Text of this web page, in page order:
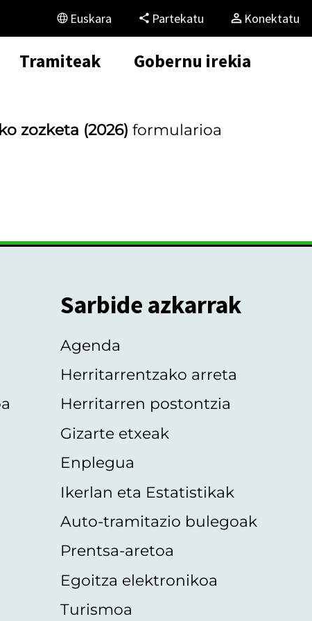
Euskara Partekatu Konektatu
Tramiteak Gobernu irekia
zozketa (2026) formularioa
Sarbide azkarrak
Agenda
Herritarrentzako arreta
Herritarren postontzia
Gizarte etxeak
Enplegua
Ikerlan eta Estatistikak
Auto-tramitazio bulegoak
Prentsa-aretoa
Egoitza elektronikoa
Turismoa